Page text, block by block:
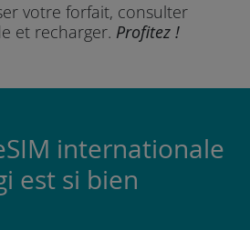
votre forfait, consulter
et recharger. Profitez !
internationale
est si bien